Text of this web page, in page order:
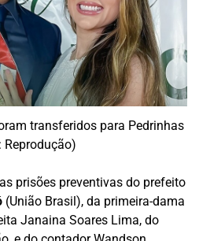
transferidos para Pedrinhas
Reprodução)
prisões preventivas do prefeito
(União Brasil), da primeira-dama
Janaina Soares Lima, do